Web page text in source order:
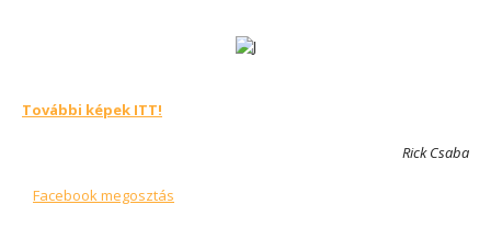
További képek ITT!
Rick Csaba
Facebook megosztás